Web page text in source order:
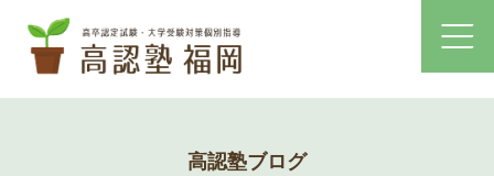
高認塾ブログ